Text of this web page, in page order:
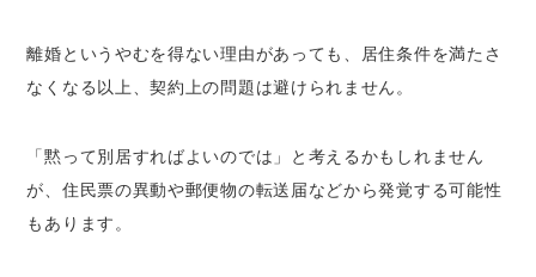
離婚というやむを得ない理由があっても、居住条件を満たさ
なくなる以上、契約上の問題は避けられません。
「黙って別居すればよいのでは」と考えるかもしれません
が、住民票の異動や郵便物の転送届などから発覚する可能性
もあります。